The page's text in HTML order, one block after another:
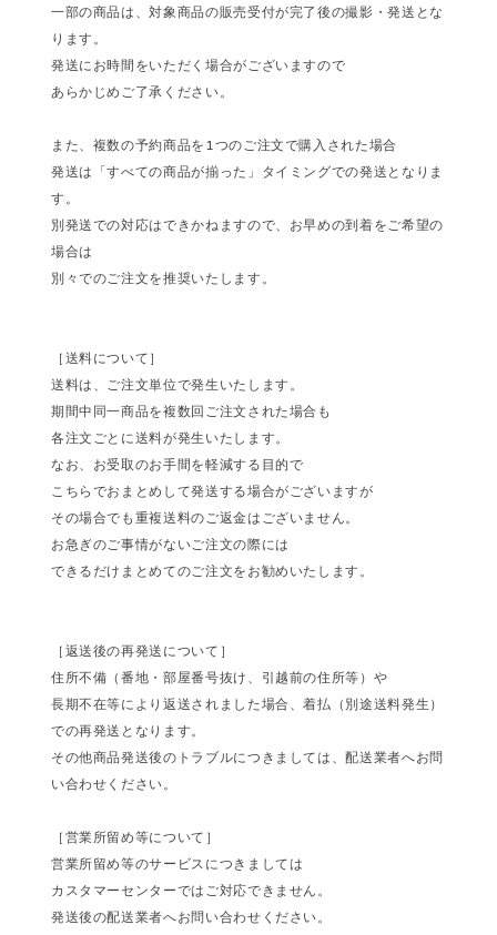
一部の商品は、対象商品の販売受付が完了後の撮影・発送とな
ります。
発送にお時間をいただく場合がございますので
あらかじめご了承ください。
また、複数の予約商品を1つのご注文で購入された場合
発送は「すべての商品が揃った」タイミングでの発送となりま
す。
別発送での対応はできかねますので、お早めの到着をご希望の
場合は
別々でのご注文を推奨いたします。
［送料について］
送料は、ご注文単位で発生いたします。
期間中同一商品を複数回ご注文された場合も
各注文ごとに送料が発生いたします。
なお、お受取のお手間を軽減する目的で
こちらでおまとめして発送する場合がございますが
その場合でも重複送料のご返金はございません。
お急ぎのご事情がないご注文の際には
できるだけまとめてのご注文をお勧めいたします。
［返送後の再発送について］
住所不備（番地・部屋番号抜け、引越前の住所等）や
長期不在等により返送されました場合、着払（別途送料発生）
での再発送となります。
その他商品発送後のトラブルにつきましては、配送業者へお問
い合わせください。
［営業所留め等について］
営業所留め等のサービスにつきましては
カスタマーセンターではご対応できません。
発送後の配送業者へお問い合わせください。